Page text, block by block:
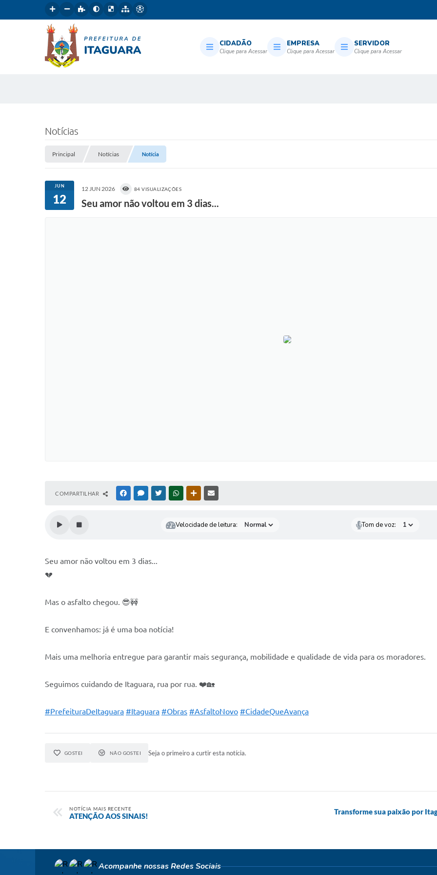
CIDADÃO EMPRESA SERVIDOR
Notícias
Principal Notícias Notícia
JUN
12
12 JUN 2026 84 VISUALIZAÇÕES
Seu amor não voltou em 3 dias...
COMPARTILHAR FACEBOOKMESSENGER
TWITTERWHATSAPPOUTRAS MÍDIAS
Velocidade de leitura: Tom de voz:
Seu amor não voltou em 3 dias...
💔
Mas o asfalto chegou. 😎🚧
E convenhamos: já é uma boa notícia!
Mais uma melhoria entregue para garantir mais segurança, mobilidade e qualidade de vida para os moradores.
Seguimos cuidando de Itaguara, rua por rua. ❤️🏡
#PrefeituraDeItaguara #Itaguara #Obras #AsfaltoNovo #CidadeQueAvança
GOSTEI NÃO GOSTEI Seja o primeiro a curtir esta notícia.
NOTÍCIA MAIS RECENTE
ATENÇÃO AOS SINAIS!
Transforme sua paixão por
Acompanhe nossas Redes Sociais